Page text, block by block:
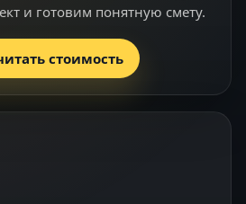
и готовим понятную смету.
стоимость